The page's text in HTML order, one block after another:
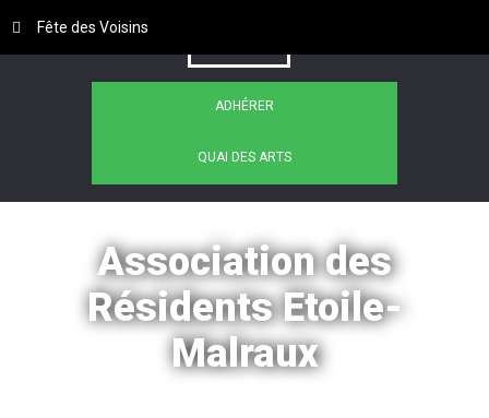
Fête des Voisins
ADHÉRER
QUAI DES ARTS
Association des
Résidents Etoile-
Malraux